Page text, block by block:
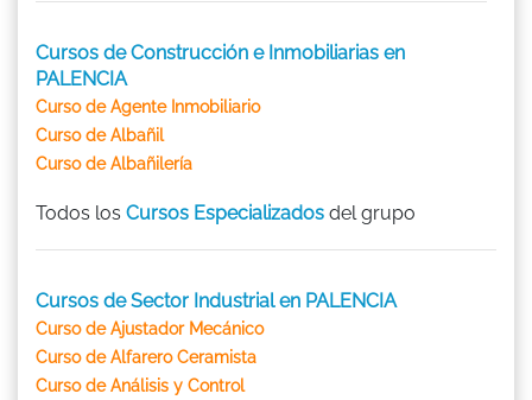
Cursos de Construcción e Inmobiliarias en
PALENCIA
Curso de Agente Inmobiliario
Curso de Albañil
Curso de Albañilería
Todos los Cursos Especializados del grupo
Cursos de Sector Industrial en PALENCIA
Curso de Ajustador Mecánico
Curso de Alfarero Ceramista
Curso de Análisis y Control